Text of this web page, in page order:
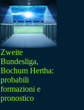
Zweite
Bundesliga,
Bochum Hertha:
probabili
formazioni e
pronostico